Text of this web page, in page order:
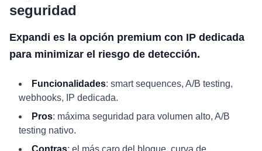
seguridad
Expandi es la opción premium con IP dedicada
para minimizar el riesgo de detección.
Funcionalidades: smart sequences, A/B testing,
webhooks, IP dedicada.
Pros: máxima seguridad para volumen alto, A/B
testing nativo.
Contras: el más caro del bloque, curva de